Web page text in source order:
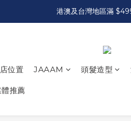
港澳及台灣地區滿
位置 JAAAM 頭髮造型
推薦